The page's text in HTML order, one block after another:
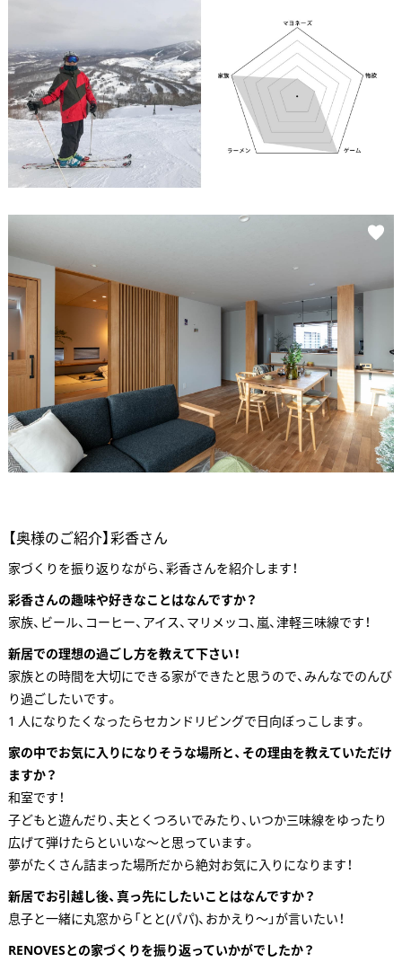
【奥様のご紹介】彩香さん
家づくりを振り返りながら、彩香さんを紹介します！
彩香さんの趣味や好きなことはなんですか？
家族、ビール、コーヒー、アイス、マリメッコ、嵐、津軽三味線です！
新居での理想の過ごし方を教えて下さい！
家族との時間を大切にできる家ができたと思うので、みんなでのんび
り過ごしたいです。
1 人になりたくなったらセカンドリビングで日向ぼっこします。
家の中でお気に入りになりそうな場所と、その理由を教えていただけ
ますか？
和室です！
子どもと遊んだり、夫とくつろいでみたり、いつか三味線をゆったり
広げて弾けたらといいな～と思っています。
夢がたくさん詰まった場所だから絶対お気に入りになります！
新居でお引越し後、真っ先にしたいことはなんですか？
息子と一緒に丸窓から「とと(パパ)、おかえり～」が言いたい！
RENOVESとの家づくりを振り返っていかがでしたか？